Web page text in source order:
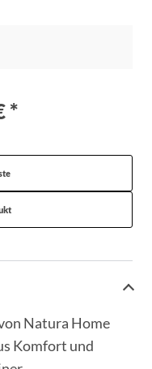
*
Natura Home
Komfort und